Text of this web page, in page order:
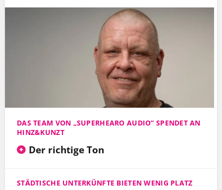
DAS TEAM VON „SUPERHEARO AUDIO“ SPENDET AN
HINZ&KUNZT
Der richtige Ton
STÄDTISCHE UNTERKÜNFTE BIETEN WENIG PLATZ